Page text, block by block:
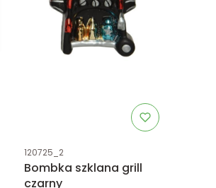
Kod produktu
120725_2
Bombka szklana grill
czarny